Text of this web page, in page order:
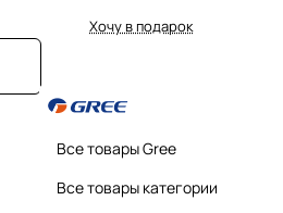
Хочу в подарок
Все товары Gree
Все товары категории